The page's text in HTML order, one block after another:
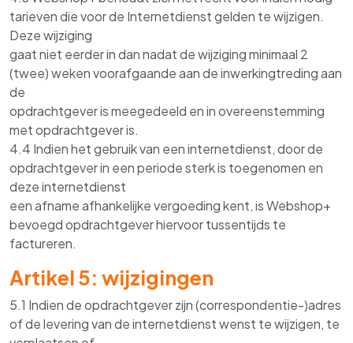
tarieven die voor de Internetdienst gelden te wijzigen.
Deze wijziging
gaat niet eerder in dan nadat de wijziging minimaal 2
(twee) weken voorafgaande aan de inwerkingtreding aan
de
opdrachtgever is meegedeeld en in overeenstemming
met opdrachtgever is.
4.4 Indien het gebruik van een internetdienst, door de
opdrachtgever in een periode sterk is toegenomen en
deze internetdienst
een afname afhankelijke vergoeding kent, is Webshop+
bevoegd opdrachtgever hiervoor tussentijds te
factureren.
Artikel 5: wijzigingen
5.1 Indien de opdrachtgever zijn (correspondentie-)adres
of de levering van de internetdienst wenst te wijzigen, te